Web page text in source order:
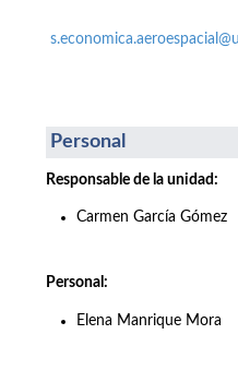
Personal
Responsable de la unidad:
Carmen García
Personal:
Elena Manrique